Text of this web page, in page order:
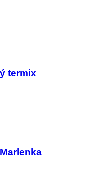
termix